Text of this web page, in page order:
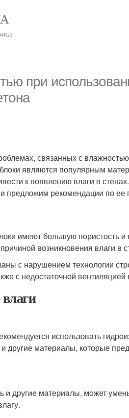
при
связанных с
являются популярным
к появлению влаги в
предложим рекомендации по
имеют большую пористость и
возникновения влаги в
с нарушением технологии
с недостаточной
использовать
другие материалы, которые
и другие материалы, может